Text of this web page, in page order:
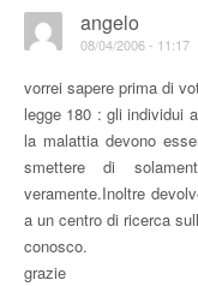
angelo
08/04/2006 - 11:17
vorrei sapere prima di
legge 180 : gli individui
la malattia devono
smettere di
veramente.Inoltre
a un centro di ricerca
conosco.
grazie